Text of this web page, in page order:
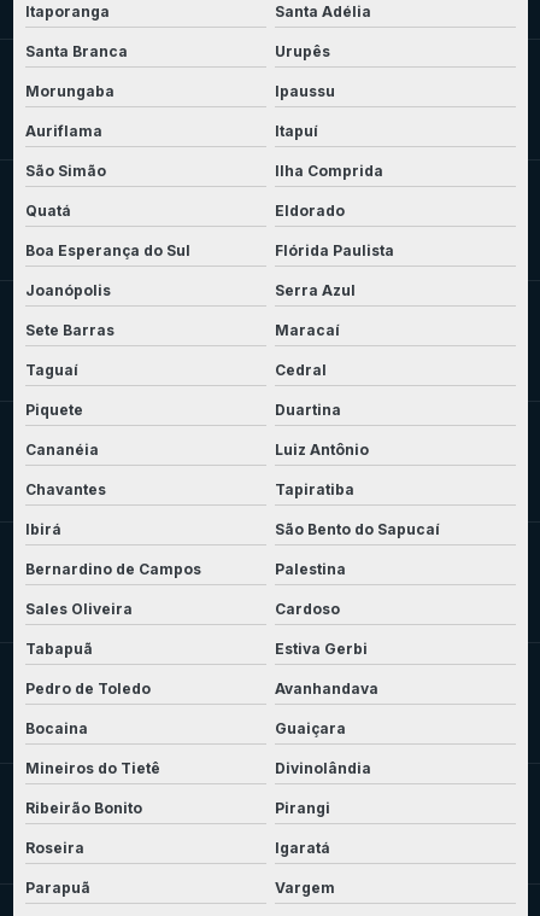
Itaporanga Santa Adélia
Santa Branca Urupês
Morungaba Ipaussu
Auriflama Itapuí
São Simão Ilha Comprida
Quatá Eldorado
Boa Esperança do Sul Flórida Paulista
Joanópolis Serra Azul
Sete Barras Maracaí
Taguaí Cedral
Piquete Duartina
Cananéia Luiz Antônio
Chavantes Tapiratiba
Ibirá São Bento do Sapucaí
Bernardino de Campos Palestina
Sales Oliveira Cardoso
Tabapuã Estiva Gerbi
Pedro de Toledo Avanhandava
Bocaina Guaiçara
Mineiros do Tietê Divinolândia
Ribeirão Bonito Pirangi
Roseira Igaratá
Parapuã Vargem